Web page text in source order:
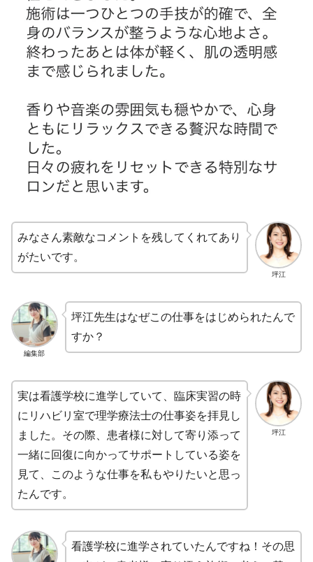
坪江
みなさん素敵なコメントを残してくれてあり
がたいです。
編集部
坪江先生はなぜこの仕事をはじめられたんで
すか？
坪江
実は看護学校に進学していて、臨床実習の時
にリハビリ室で理学療法士の仕事姿を拝見し
ました。その際、患者様に対して寄り添って
一緒に回復に向かってサポートしている姿を
見て、このような仕事を私もやりたいと思っ
たんです。
看護学校に進学されていたんですね！その思